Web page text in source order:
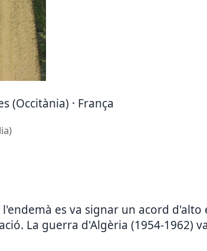
(Occitània) · França
es va signar un acord
La guerra d'Algèria (1954-1962)